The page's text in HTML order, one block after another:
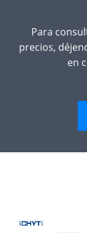
Para
precios,
en